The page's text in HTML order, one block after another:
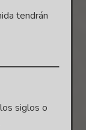
tendrán
siglos o